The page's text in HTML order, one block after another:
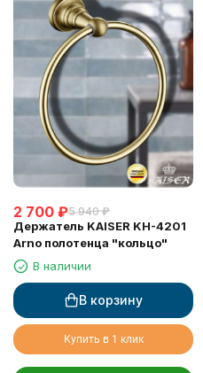
2 700 ₽5 940 ₽
Держатель KAISER KH-4201
Arno полотенца "кольцо"
В наличии
В корзину
Купить в 1 клик